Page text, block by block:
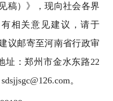
稿）》，现向社会各界
相关意见建议，请于
议邮寄至河南省行政审
址：郑州市金水东路22
。